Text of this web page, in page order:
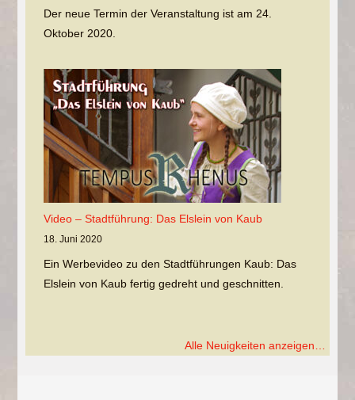
Der neue Termin der Veranstaltung ist am 24.
Oktober 2020.
Video – Stadtführung: Das Elslein von Kaub
18. Juni 2020
Ein Werbevideo zu den Stadtführungen Kaub: Das
Elslein von Kaub fertig gedreht und geschnitten.
Alle Neuigkeiten anzeigen…